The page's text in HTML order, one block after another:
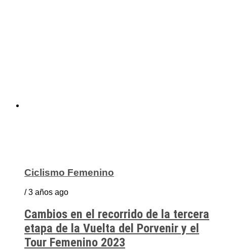
Ciclismo Femenino
/ 3 años ago
Cambios en el recorrido de la tercera
etapa de la Vuelta del Porvenir y el
Tour Femenino 2023